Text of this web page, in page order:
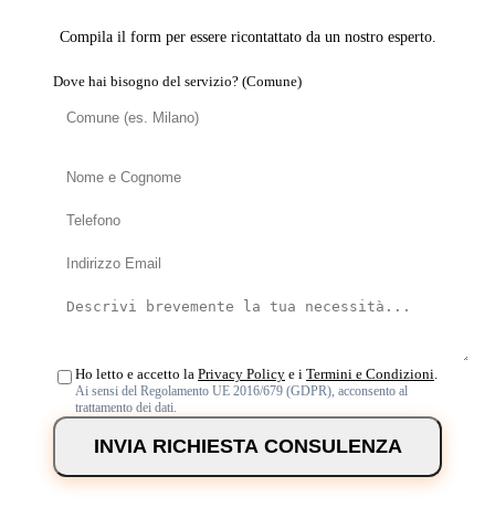
Compila il form per essere ricontattato da un nostro esperto.
Dove hai bisogno del servizio? (Comune)
Ho letto e accetto la Privacy Policy e i Termini e Condizioni.
Ai sensi del Regolamento UE 2016/679 (GDPR), acconsento al
trattamento dei dati.
INVIA RICHIESTA CONSULENZA